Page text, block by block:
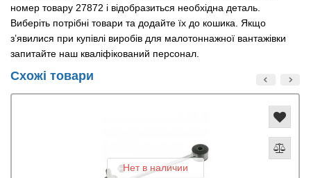
номер товару 27872 і відобразиться необхідна деталь.
Виберіть потрібні товари та додайте їх до кошика. Якщо
з’явилися при купівлі виробів для малотоннажної вантажівки
запитайте наш кваліфікований персонал.
Схожі товари
Нет в наличии